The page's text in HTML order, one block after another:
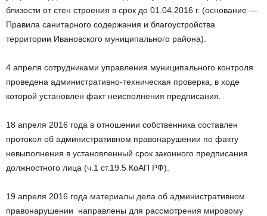
близости от стен строения в срок до 01.04.2016 г. (основание —
Правила санитарного содержания и благоустройства
территории Ивановского муниципального района).
4 апреля сотрудниками управления муниципального контроля
проведена административно-техническая проверка, в ходе
которой установлен факт неисполнения предписания.
18 апреля 2016 года в отношении собственника составлен
протокол об административном правонарушении по факту
невыполнения в установленный срок законного предписания
должностного лица (ч.1 ст.19.5 КоАП РФ).
19 апреля 2016 года материалы дела об административном
правонарушении направлены для рассмотрения мировому